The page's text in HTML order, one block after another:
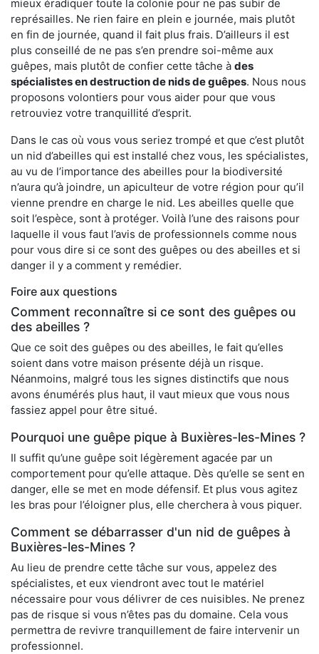
mieux éradiquer toute la colonie pour ne pas subir de
représailles. Ne rien faire en plein e journée, mais plutôt
en fin de journée, quand il fait plus frais. D’ailleurs il est
plus conseillé de ne pas s’en prendre soi-même aux
guêpes, mais plutôt de confier cette tâche à des
spécialistes en destruction de nids de guêpes. Nous nous
proposons volontiers pour vous aider pour que vous
retrouviez votre tranquillité d’esprit.
Dans le cas où vous vous seriez trompé et que c’est plutôt
un nid d’abeilles qui est installé chez vous, les spécialistes,
au vu de l’importance des abeilles pour la biodiversité
n’aura qu’à joindre, un apiculteur de votre région pour qu’il
vienne prendre en charge le nid. Les abeilles quelle que
soit l’espèce, sont à protéger. Voilà l’une des raisons pour
laquelle il vous faut l’avis de professionnels comme nous
pour vous dire si ce sont des guêpes ou des abeilles et si
danger il y a comment y remédier.
Foire aux questions
Comment reconnaître si ce sont des guêpes ou
des abeilles ?
Que ce soit des guêpes ou des abeilles, le fait qu’elles
soient dans votre maison présente déjà un risque.
Néanmoins, malgré tous les signes distinctifs que nous
avons énumérés plus haut, il vaut mieux que vous nous
fassiez appel pour être situé.
Pourquoi une guêpe pique à Buxières-les-Mines ?
Il suffit qu’une guêpe soit légèrement agacée par un
comportement pour qu’elle attaque. Dès qu’elle se sent en
danger, elle se met en mode défensif. Et plus vous agitez
les bras pour l’éloigner plus, elle cherchera à vous piquer.
Comment se débarrasser d'un nid de guêpes à
Buxières-les-Mines ?
Au lieu de prendre cette tâche sur vous, appelez des
spécialistes, et eux viendront avec tout le matériel
nécessaire pour vous délivrer de ces nuisibles. Ne prenez
pas de risque si vous n’êtes pas du domaine. Cela vous
permettra de revivre tranquillement de faire intervenir un
professionnel.